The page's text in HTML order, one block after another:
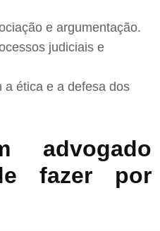
e argumentação.
judiciais e
a ética e a defesa dos
fazer por